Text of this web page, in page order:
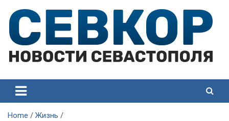
content
Севастополя
Севастополя
Home
Жизнь